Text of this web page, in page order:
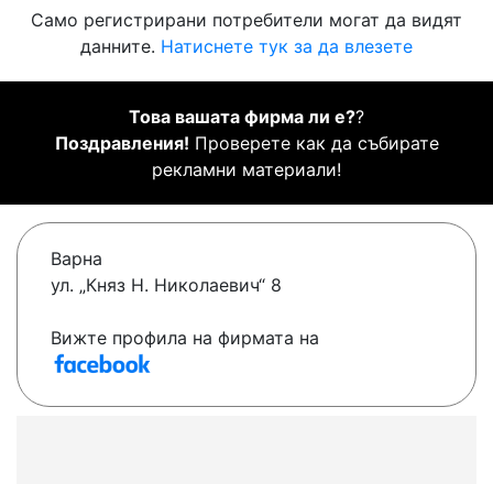
Само регистрирани потребители могат да видят
данните. Натиснете тук за да влезете
Това вашата фирма ли е??
Поздравления! Проверете как да събирате
рекламни материали!
Варна
ул. „Княз Н. Николаевич“ 8
Вижте профила на фирмата на